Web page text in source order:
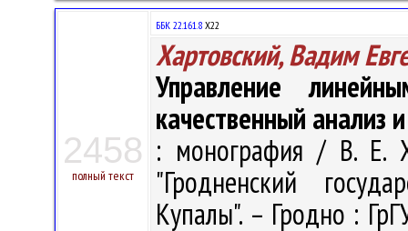
2458
полный текст
ББК 22.161.8 Х22
Хартовский, Вадим
Управление
качественный анализ
: монография / В. Е.
"Гродненский
Купалы". – Гродно :